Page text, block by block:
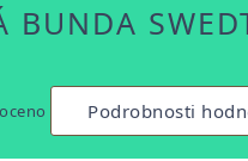
BUNDA
Podrobnosti